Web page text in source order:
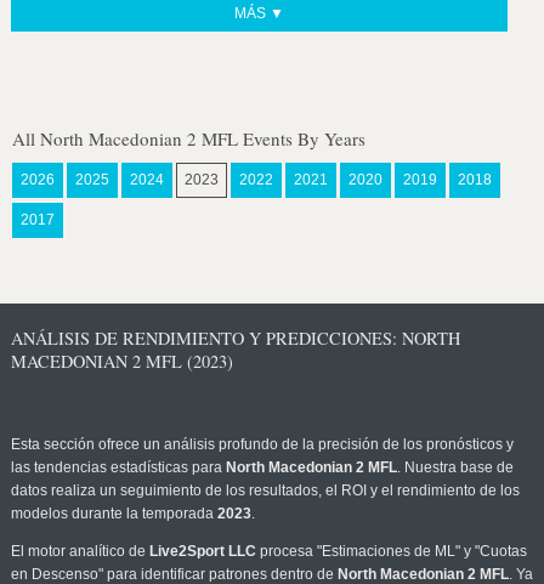
MÁS ▼
All North Macedonian 2 MFL Events By Years
2026 2025 2024 2023 2022 2021 2020 2019 2018
2017
ANÁLISIS DE RENDIMIENTO Y PREDICCIONES: NORTH
MACEDONIAN 2 MFL (2023)
Esta sección ofrece un análisis profundo de la precisión de los pronósticos y
las tendencias estadísticas para North Macedonian 2 MFL. Nuestra base de
datos realiza un seguimiento de los resultados, el ROI y el rendimiento de los
modelos durante la temporada 2023.
El motor analítico de Live2Sport LLC procesa "Estimaciones de ML" y "Cuotas
en Descenso" para identificar patrones dentro de North Macedonian 2 MFL. Ya